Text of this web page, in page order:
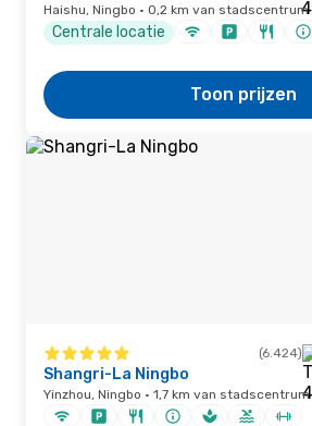
Haishu, Ningbo · 0,2 km van stadscentrum
Centrale locatie
Toon prijzen
(6.424)
Shangri-La Ningbo
Yinzhou, Ningbo · 1,7 km van stadscentrum